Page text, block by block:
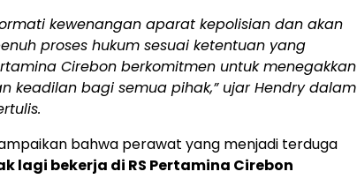
kewenangan aparat kepolisian dan akan
proses hukum sesuai ketentuan yang
Cirebon berkomitmen untuk menegakkan
keadilan bagi semua pihak,” ujar Hendry dalam
bahwa perawat yang menjadi terduga
lagi bekerja di RS Pertamina Cirebon